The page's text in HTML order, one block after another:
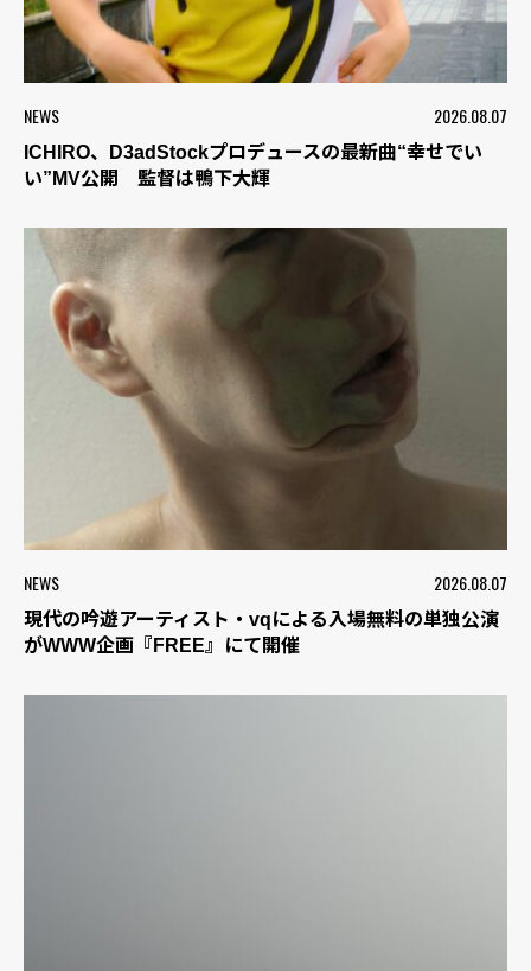
NEWS 2026.08.07
ICHIRO、D3adStockプロデュースの最新曲“幸せでい
い”MV公開 監督は鴨下大輝
NEWS 2026.08.07
現代の吟遊アーティスト・vqによる入場無料の単独公演
がWWW企画『FREE』にて開催